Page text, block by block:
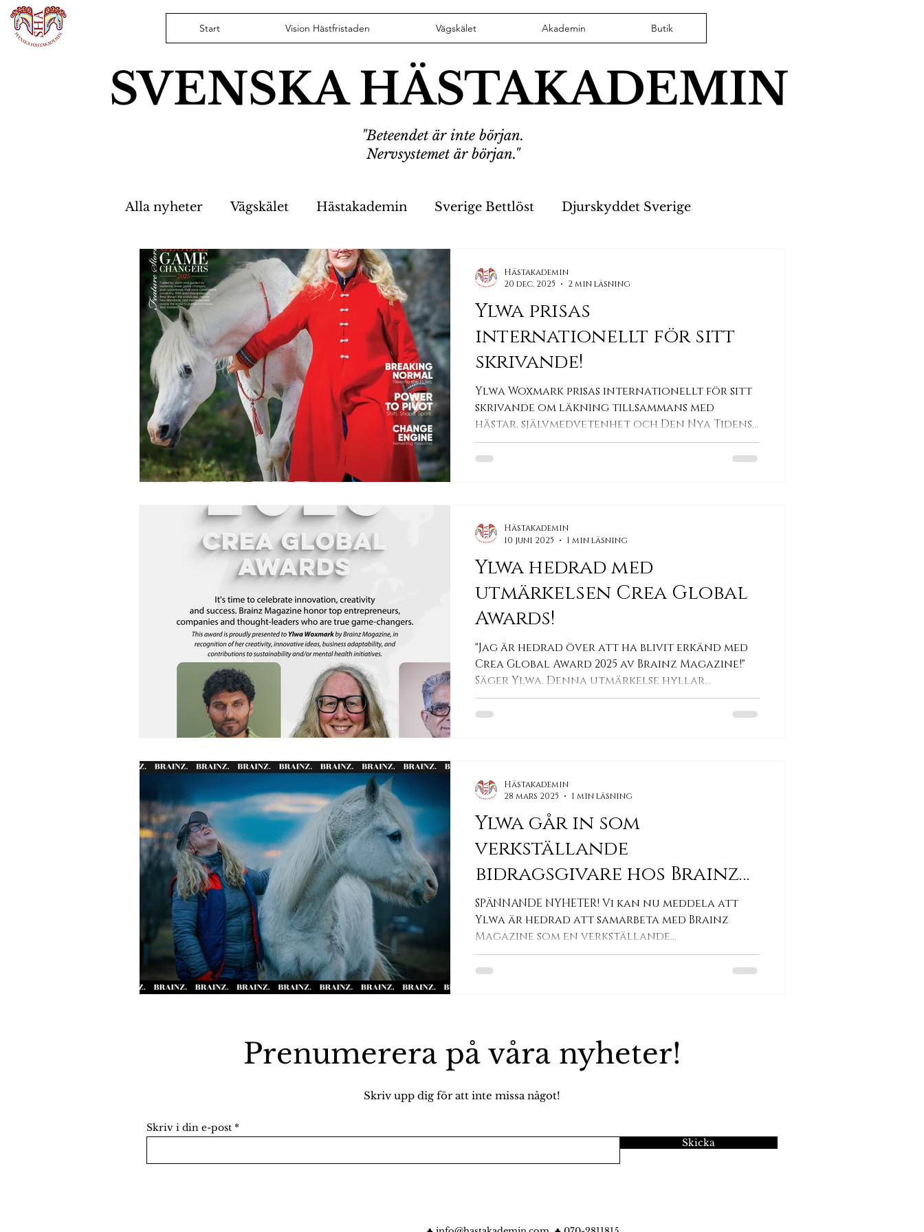
Start Vision Hästfristaden Vägskälet Akademin Butik
SVENSKA HÄSTAKADEMIN
"Beteendet är inte början.
Nervsystemet är början."
Alla nyheter Vägskälet Hästakademin Sverige Bettlöst Djurskyddet Sverige
Hästfristaden Nyheter Hästikett VD har ordet
Ylwa prisas
internationellt för sitt
skrivande!
Ylwa Woxmark prisas internationellt för sitt
skrivande om läkning tillsammans med
hästar, självmedvetenhet och Den Nya Tidens
Ledarskap
Hästakademin
20 dec. 2025
2 min läsning
Ylwa hedrad med
utmärkelsen Crea Global
Awards!
"Jag är hedrad över att ha blivit erkänd med
Crea Global Award 2025 av Brainz Magazine!"
Säger Ylwa. Denna utmärkelse hyllar
individer...
Hästakademin
10 juni 2025
1 min läsning
Ylwa går in som
verkställande
bidragsgivare hos Brainz
Magazine!
SPÄNNANDE NYHETER! Vi kan nu meddela att
Ylwa är hedrad att samarbeta med Brainz
Magazine som en verkställande
bidragsgivare!
Hästakademin
28 mars 2025
1 min läsning
Prenumerera på våra nyheter!
Skriv upp dig för att inte missa något!
Skriv i din e-post
Skicka